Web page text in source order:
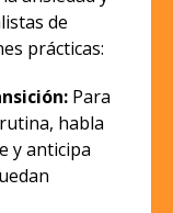
de
prácticas:
Para
habla
y anticipa